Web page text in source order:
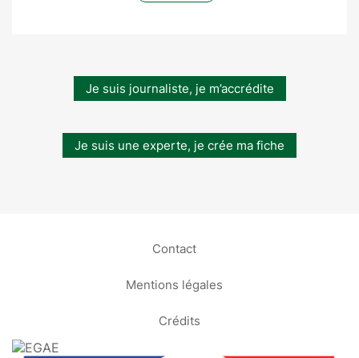
Je suis journaliste, je m’accrédite
Je suis une experte, je crée ma fiche
Contact
Mentions légales
Crédits